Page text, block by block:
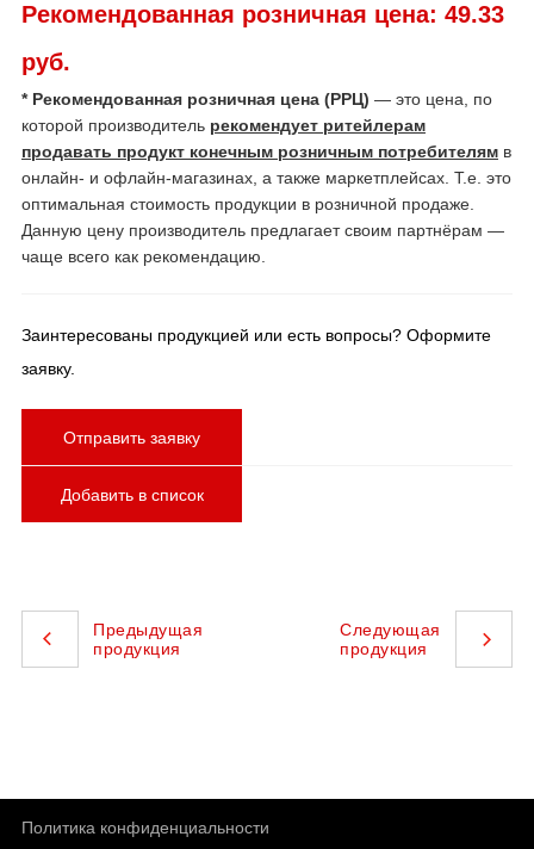
Рекомендованная розничная цена: 49.33
руб.
* Рекомендованная розничная цена (РРЦ) — это цена, по
которой производитель рекомендует ритейлерам
продавать продукт конечным розничным потребителям в
онлайн- и офлайн-магазинах, а также маркетплейсах. Т.е. это
оптимальная стоимость продукции в розничной продаже.
Данную цену производитель предлагает своим партнёрам —
чаще всего как рекомендацию.
Заинтересованы продукцией или есть вопросы? Оформите
заявку.
Отправить заявку
Добавить в список
Предыдущая
продукция
Следующая
продукция
Политика конфиденциальности